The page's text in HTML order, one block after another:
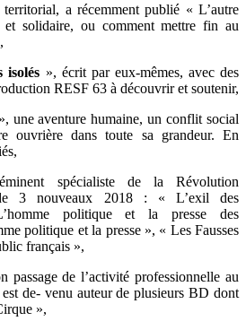
territorial, a récemment publié « L’autre
et solidaire, ou comment mettre fin au
isolés », écrit par eux-mêmes, avec des
RESF 63 à découvrir et soutenir,
une aventure humaine, un conflit social
ouvrière dans toute sa grandeur. En
spécialiste de la Révolution
de 3 nouveaux 2018 : « L’exil des
politique et la presse des
politique et la presse », « Les Fausses
français »,
passage de l’activité professionnelle au
de- venu auteur de plusieurs BD dont
»,